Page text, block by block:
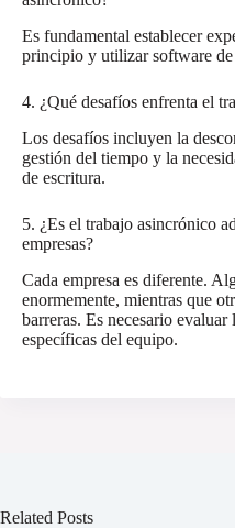
Es fundamental establecer
principio y utilizar software de
4. ¿Qué desafíos enfrenta el
Los desafíos incluyen la
gestión del tiempo y la
de escritura.
5. ¿Es el trabajo asincrónico
empresas?
Cada empresa es diferente.
enormemente, mientras que
barreras. Es necesario evaluar
específicas del equipo.
Related Posts